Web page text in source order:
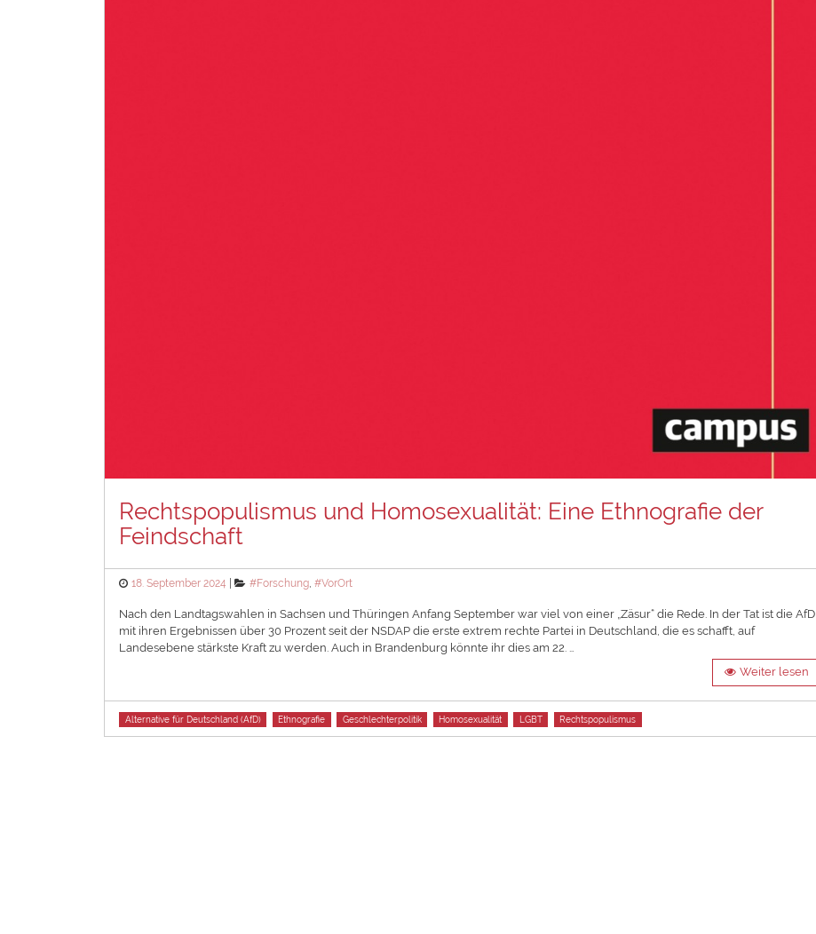
Rechtspopulismus und Homosexualität: Eine Ethnografie der
Feindschaft
Posted
18. September 2024 Categories
#Forschung,#VorOrt
Nach den Landtagswahlen in Sachsen und Thüringen Anfang September war viel von einer „Zäsur“ die Rede. In der Tat ist die AfD
mit ihren Ergebnissen über 30 Prozent seit der NSDAP die erste extrem rechte Partei in Deutschland, die es schafft, auf
Landesebene stärkste Kraft zu werden. Auch in Brandenburg könnte ihr dies am 22. …
Weiter lesen
Tags
Alternative für Deutschland (AfD) Ethnografie Geschlechterpolitik Homosexualität LGBT Rechtspopulismus